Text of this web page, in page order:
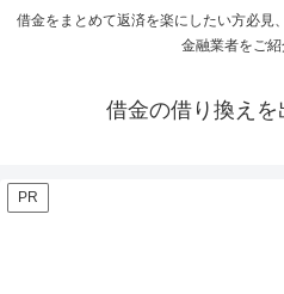
借金をまとめて返済を楽にしたい方必見
金融業者をご紹
借金の借り換え
PR